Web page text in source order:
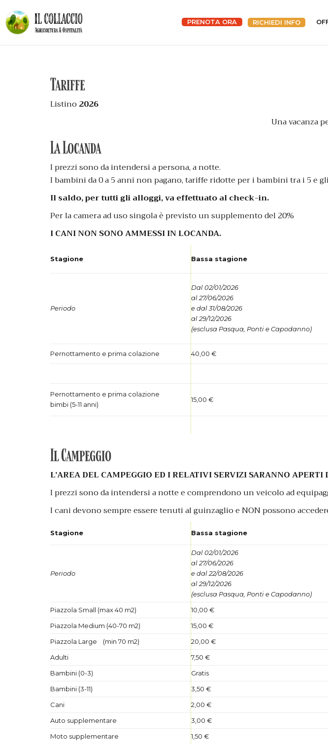
PRENOTA ORA RICHIEDI INFO
Tariffe
Listino 2026
Una vacanza
La Locanda
I prezzi sono da intendersi a persona, a notte.
I bambini da 0 a 5 anni non pagano, tariffe ridotte per i bambini tra i 5 e
Il saldo, per tutti gli alloggi, va effettuato al check-in.
Per la camera ad uso singola è previsto un supplemento del 20%
I CANI NON SONO AMMESSI IN LOCANDA.
Stagione Bassa stagione
Periodo
Dal 02/01/2026
al 27/06/2026
e dal 31/08/2026
al 29/12/2026
(esclusa Pasqua, Ponti e Capodanno)
Pernottamento e prima colazione 40,00 €
Pernottamento e prima colazione
bimbi (5-11 anni)
15,00 €
Il Campeggio
L’AREA DEL CAMPEGGIO ED I RELATIVI SERVIZI SARANNO
I prezzi sono da intendersi a notte e comprendono un veicolo ad
I cani devono sempre essere tenuti al guinzaglio e NON possono
Stagione Bassa stagione
Periodo
Dal 02/01/2026
al 27/06/2026
e dal 22/08/2026
al 29/12/2026
(esclusa Pasqua, Ponti e Capodanno)
Piazzola Small (max 40 m2) 10,00 €
Piazzola Medium (40-70 m2)
15,00 €
Piazzola Large (min 70 m2)
20,00 €
Adulti
7,50 €
Bambini (0-3)
Gratis
Bambini (3-11)
3,50 €
Cani
2,00 €
Auto supplementare
3,00 €
Moto supplementare
1,50 €